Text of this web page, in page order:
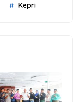
Kepri